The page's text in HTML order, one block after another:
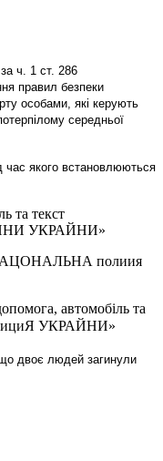
ч. 1 ст. 286
правил безпеки
особами, які керують
середньої
час якого встановлюються
двоє людей загинули